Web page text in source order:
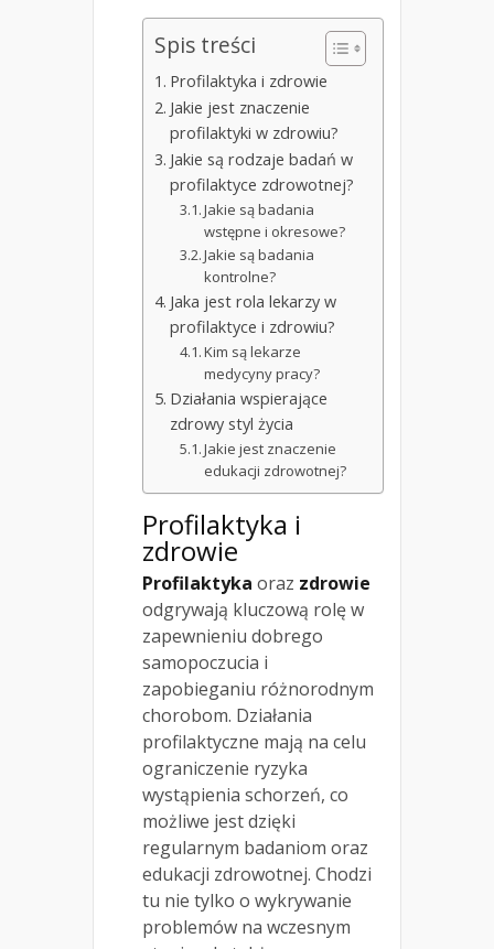
Spis treści
Profilaktyka i zdrowie
Jakie jest znaczenie
profilaktyki w zdrowiu?
Jakie są rodzaje badań w
profilaktyce zdrowotnej?
Jakie są badania
wstępne i okresowe?
Jakie są badania
kontrolne?
Jaka jest rola lekarzy w
profilaktyce i zdrowiu?
Kim są lekarze
medycyny pracy?
Działania wspierające
zdrowy styl życia
Jakie jest znaczenie
edukacji zdrowotnej?
Profilaktyka i
zdrowie
Profilaktyka oraz zdrowie
odgrywają kluczową rolę w
zapewnieniu dobrego
samopoczucia i
zapobieganiu różnorodnym
chorobom. Działania
profilaktyczne mają na celu
ograniczenie ryzyka
wystąpienia schorzeń, co
możliwe jest dzięki
regularnym badaniom oraz
edukacji zdrowotnej. Chodzi
tu nie tylko o wykrywanie
problemów na wczesnym